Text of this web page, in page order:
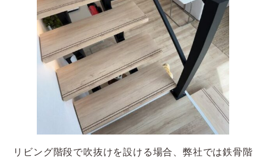
リビング階段で吹抜けを設ける場合、弊社では鉄骨階